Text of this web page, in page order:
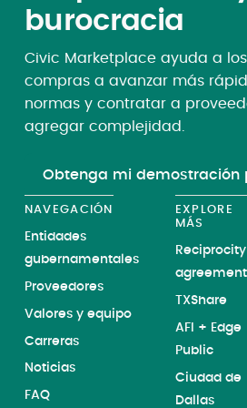
burocracia
Civic Marketplace ayuda a
compras a avanzar más
normas y contratar a
agregar complejidad.
Obtenga mi demostración
NAVEGACIÓN
Entidades
gubernamentales
Proveedores
Valores y equipo
Carreras
Noticias
FAQ
EXPLORE
MÁS
Reciprocity
agreement
TXShare
AFI + Edge
Public
Ciudad de
Dallas